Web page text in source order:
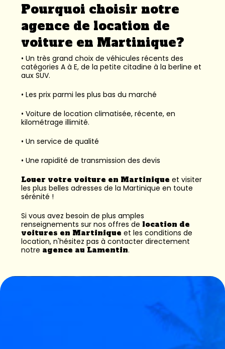
Pourquoi choisir notre
agence de location de
voiture en Martinique?
• Un très grand choix de véhicules récents des
catégories A à E, de la petite citadine à la berline et
aux SUV.
• Les prix parmi les plus bas du marché
• Voiture de location climatisée, récente, en
kilométrage illimité.
• Un service de qualité
• Une rapidité de transmission des devis
Louer votre voiture en Martinique et visiter
les plus belles adresses de la Martinique en toute
sérénité !
Si vous avez besoin de plus amples
renseignements sur nos offres de location de
voitures en Martinique et les conditions de
location, n'hésitez pas à contacter directement
notre agence au Lamentin.